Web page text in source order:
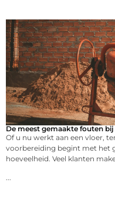
De meest gemaakte fouten
Of u nu werkt aan een vloer,
voorbereiding begint met het
hoeveelheid. Veel klanten
...